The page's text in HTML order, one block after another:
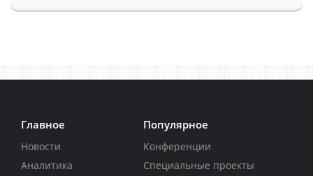
Главное
Новости
Аналитика
Популярное
Конференции
Специальные проекты